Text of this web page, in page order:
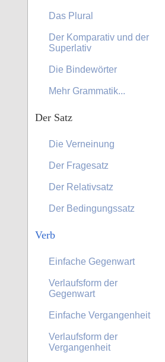
Das Plural
Der Komparativ und der
Superlativ
Die Bindewörter
Mehr Grammatik...
Der Satz
Die Verneinung
Der Fragesatz
Der Relativsatz
Der Bedingungssatz
Verb
Einfache Gegenwart
Verlaufsform der
Gegenwart
Einfache Vergangenheit
Verlaufsform der
Vergangenheit